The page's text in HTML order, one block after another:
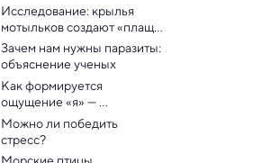
Исследование: крылья
мотыльков создают «плащ-
невидимку», спасая от
сонаров летучих мышей
Зачем нам нужны паразиты:
объяснение ученых
Как формируется
ощущение «я» —
нейробиологи, кажется,
нашли ответ
Можно ли победить
стресс?